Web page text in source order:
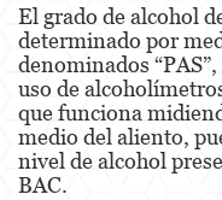
Robo
Delitos de
El grado de alcohol
determinado por
denominados
uso de
que funciona
medio del aliento,
nivel de alcohol
BAC.